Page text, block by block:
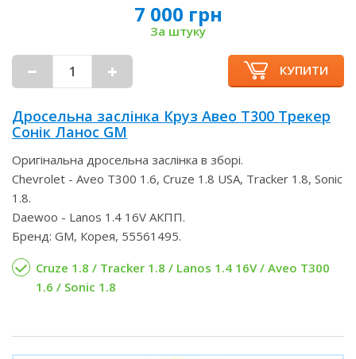
7 000 грн
За штуку
КУПИТИ
Дросельна заслінка Круз Авео Т300 Трекер
Сонік Ланос GM
Оригінальна дросельна заслінка в зборі.
Chevrolet - Aveo T300 1.6, Cruze 1.8 USA, Tracker 1.8, Sonic
1.8.
Daewoo - Lanos 1.4 16V АКПП.
Бренд: GM, Корея, 55561495.
Cruze 1.8 / Tracker 1.8 / Lanos 1.4 16V / Aveo T300
1.6 / Sonic 1.8